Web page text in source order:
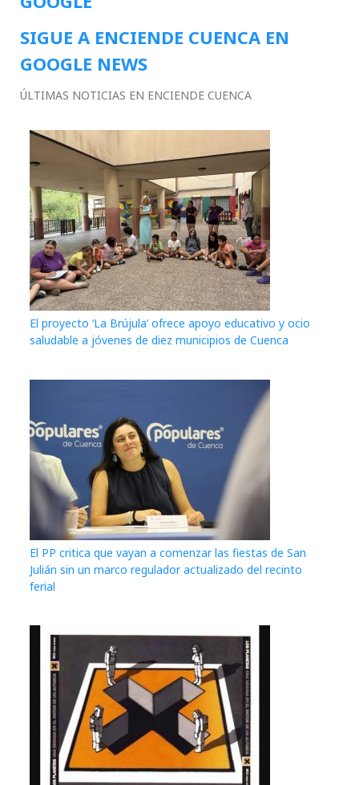
SIGUE A ENCIENDE CUENCA EN
GOOGLE NEWS
ÚLTIMAS NOTICIAS EN ENCIENDE CUENCA
El proyecto ‘La Brújula’ ofrece apoyo educativo y ocio
saludable a jóvenes de diez municipios de Cuenca
El PP critica que vayan a comenzar las fiestas de San
Julián sin un marco regulador actualizado del recinto
ferial